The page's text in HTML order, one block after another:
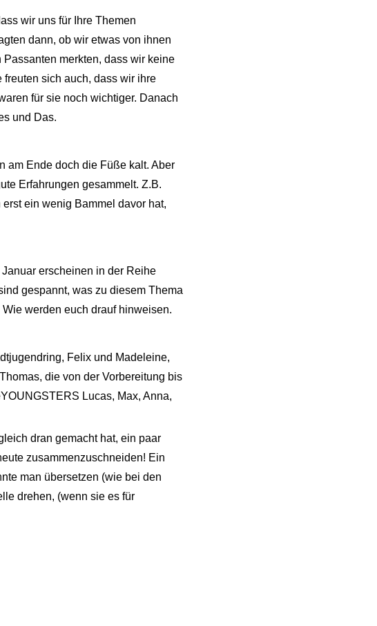
wir uns für Ihre Themen
dann, ob wir etwas von ihnen
merkten, dass wir keine
sich auch, dass wir ihre
für sie noch wichtiger. Danach
und Das.
am Ende doch die Füße kalt. Aber
Erfahrungen gesammelt. Z.B.
ein wenig Bammel davor hat,
erscheinen in der Reihe
gespannt, was zu diesem Thema
werden euch drauf hinweisen.
, Felix und Madeleine,
die von der Vorbereitung bis
Lucas, Max, Anna,
dran gemacht hat, ein paar
zusammenzuschneiden! Ein
man übersetzen (wie bei den
drehen, (wenn sie es für